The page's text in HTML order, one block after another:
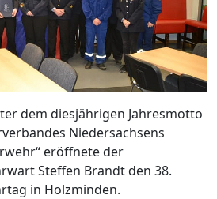
dem diesjährigen Jahresmotto
Niedersachsens
eröffnete der
Steffen Brandt den 38.
in Holzminden.